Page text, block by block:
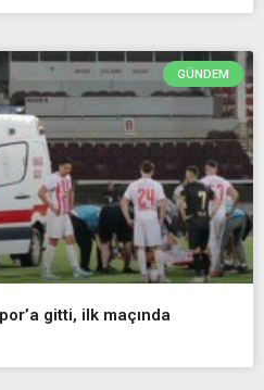
GÜNDEM
gitti, ilk maçında